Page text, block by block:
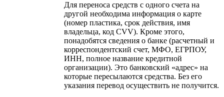
Для переноса средств с одного счета на
другой необходима информация о карте
(номер пластика, срок действия, имя
владельца, код CVV). Кроме этого,
понадобятся сведения о банке (расчетный и
корреспондентский счет, МФО, ЕГРПОУ,
ИНН, полное название кредитной
организации). Это банковский «адрес» на
которые пересылаются средства. Без его
указания перевод осуществить не получится.